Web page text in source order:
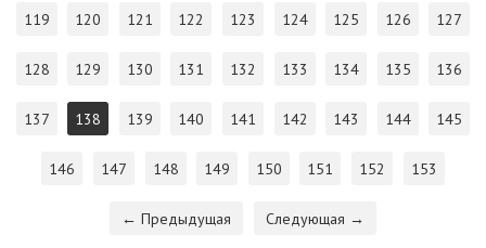
119 120 121 122 123 124 125 126 127
128 129 130 131 132 133 134 135 136
137 138 139 140 141 142 143 144 145
146 147 148 149 150 151 152 153
← Предыдущая Следующая →